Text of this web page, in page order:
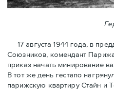
17 августа 1944 года, в
Союзников, комендант
приказ начать минирование
В тот же день гестапо
парижскую квартиру Стайн и